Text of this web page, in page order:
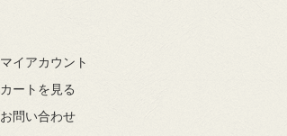
マイアカウント
カートを見る
お問い合わせ